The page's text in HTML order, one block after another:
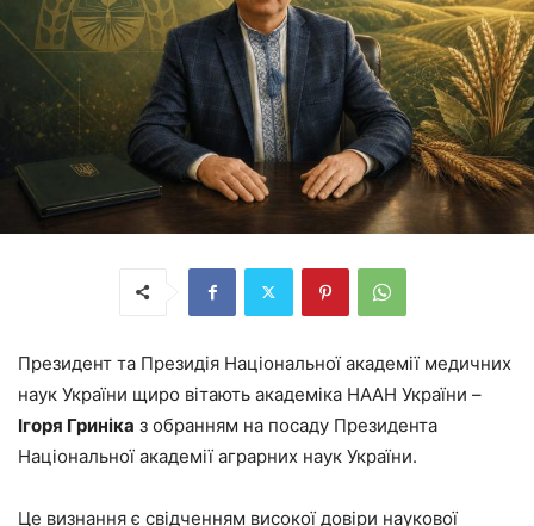
Президент та Президія Національної академії медичних
наук України щиро вітають академіка НААН України –
Ігоря Гриніка з обранням на посаду Президента
Національної академії аграрних наук України.
Це визнання є свідченням високої довіри наукової